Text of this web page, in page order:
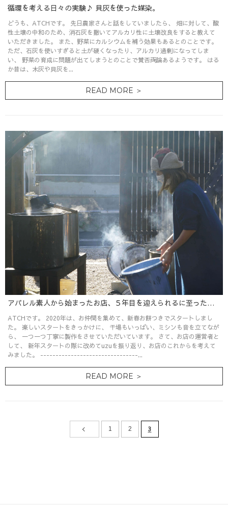
循環を考える日々の実験♪ 貝灰を使った媒染。
どうも、ATCHです。 先日農家さんと話をしていましたら、 畑に対して、酸
性土壌の中和のため、消石灰を撒いてアルカリ性に土壌改良をすると教えて
いただきました。 また、野菜にカルシウムを補う効果もあるとのことです。
ただ、石灰を使いすぎると土が硬くなったり、アルカリ過剰になってしま
い、 野菜の育成に問題が出てしまうとのことで賛否両論あるようです。 はる
か昔は、木灰や貝灰を...
READ MORE ＞
アパレル素人から始まったお店、５年目を迎えられるに至ったこれまで。
ATCHです。 2020年は、お仲間を集めて、新春お餅つきでスタートしまし
た。 楽しいスタートをきっかけに、 干場もいっぱい、ミシンも音を立てなが
ら、 一つ一つ丁寧に製作をさせていただいています。 さて、お店の運営者と
して、 新年スタートの際に改めてuzuを振り返り、お店のこれからを考えて
みました。 --------------------------------...
READ MORE ＞
1 2 3